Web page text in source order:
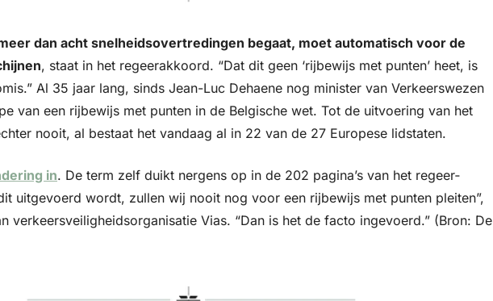
dan acht snelheidsovertredingen begaat, moet automatisch voor de
, staat in het regeerakkoord. “Dat dit geen ‘rijbewijs met punten’ heet, is
Al 35 jaar lang, sinds Jean-Luc Dehaene nog minister van Verkeerswezen
van een rijbewijs met punten in de Belgische wet. Tot de uitvoering van het
nooit, al bestaat het vandaag al in 22 van de 27 Europese lidstaten.
in. De term zelf duikt nergens op in de 202 pagina’s van het regeer­
uitgevoerd wordt, zullen wij nooit nog voor een rijbewijs met punten pleiten”,
verkeers­veiligheidsorganisatie Vias. “Dan is het de facto ingevoerd.” (Bron: De